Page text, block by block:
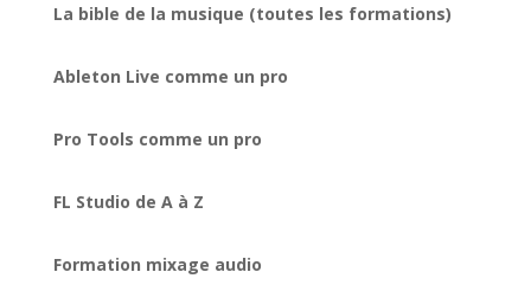
La bible de la musique (toutes les formations)
Ableton Live comme un pro
Pro Tools comme un pro
FL Studio de A à Z
Formation mixage audio